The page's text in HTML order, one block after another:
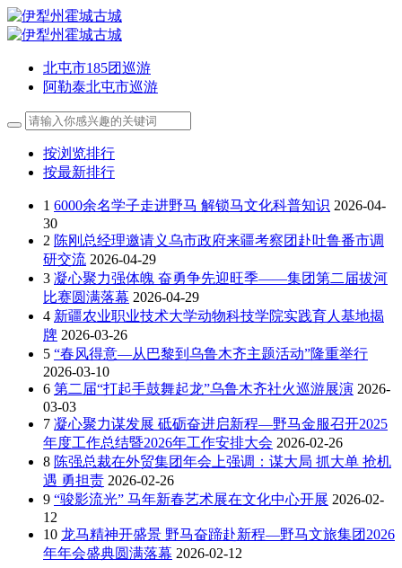
北屯市185团巡游
阿勒泰北屯市巡游
按浏览排行
按最新排行
1 6000余名学子走进野马 解锁马文化科普知识 2026-04-
30
2 陈刚总经理邀请义乌市政府来疆考察团赴吐鲁番市调
研交流 2026-04-29
3 凝心聚力强体魄 奋勇争先迎旺季——集团第二届拔河
比赛圆满落幕 2026-04-29
4 新疆农业职业技术大学动物科技学院实践育人基地揭
牌 2026-03-26
5 “春风得意—从巴黎到乌鲁木齐主题活动”隆重举行
2026-03-10
6 第二届“打起手鼓舞起龙”乌鲁木齐社火巡游展演 2026-
03-03
7 凝心聚力谋发展 砥砺奋进启新程—野马金服召开2025
年度工作总结暨2026年工作安排大会 2026-02-26
8 陈强总裁在外贸集团年会上强调：谋大局 抓大单 抢机
遇 勇担责 2026-02-26
9 “骏影流光” 马年新春艺术展在文化中心开展 2026-02-
12
10 龙马精神开盛景 野马奋蹄赴新程—野马文旅集团2026
年年会盛典圆满落幕 2026-02-12